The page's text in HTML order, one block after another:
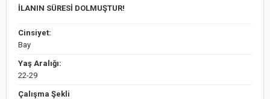
İLANIN SÜRESİ DOLMUŞTUR!
Cinsiyet:
Bay
Yaş Aralığı:
22-29
Çalışma Şekli